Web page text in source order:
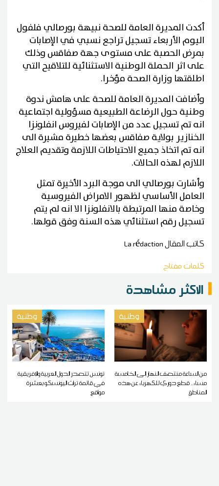
أكدت المديرة العامة للصحة نبيهة بورصالي فلفول
اليوم الأربعاء تسجيل تراجع نسبي في الإصابات
بمرض الحصبة على مستوى جهة صفاقس وذلك
على اثر الحملة الوطنية الاستثنائية للتلاقيح التي
اطلقتها وزارة الصحة مؤخرا.
وأضافت المديرة العامة للصحة على هامش ندوة
وطنية حول الرضاعة الطبيعية مسؤولية اجتماعية
انه تم تسجيل عدد من الإصابات لفيروس انفلونزا
الخنازير بولاية صفاقس بعضها خطيرة مشيرة الى
انه تم اتخاذ جميع الاحتياطات اللازمة وتقديم العلاج
اللازم لهذه الحالات.
وأشارت بورصالي الى موجة البرد الأخيرة تمثل
العامل الأساسي لظهور الامراض الفيروسية
وخاصة منها المرتبطة بالانفلونزا الا انه لم يتم
تسجيل رقم استثنائي هذه السنة وفق قولها.
كاتب المقالLa rédaction
كلمات مفتاح
الاكثر مشاهدة
وطنية
من الساعة منتصف النهار إلى الخامسة
مساء.. قطع دوري للكهرباء عن هذه
المناطق
وطنية
تونس تتصدر الدول العربية والإفريقية
في قائمة تراث اليونسكو بعشرة
مواقع